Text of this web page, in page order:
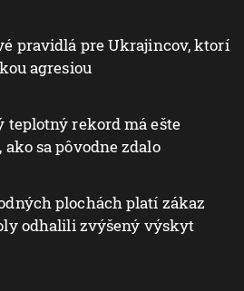
pravidlá pre Ukrajincov, ktorí
agresiou
teplotný rekord má ešte
sa pôvodne zdalo
plochách platí zákaz
odhalili zvýšený výskyt